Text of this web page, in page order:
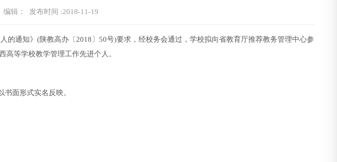
编辑： 发布时间 :2018-11-19
通知》(陕教高办〔2018〕50号)要求，经校务会通过，学校拟向省教育厅推荐教务管理中心参
高等学校教学管理工作先进个人。
面形式实名反映。